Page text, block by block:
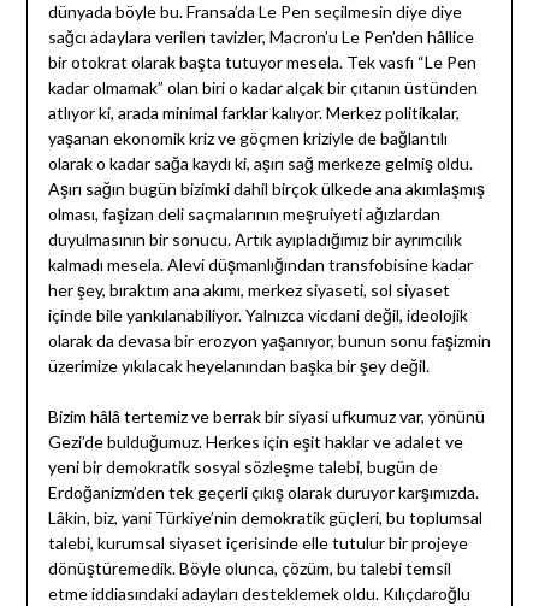
dünyada böyle bu. Fransa’da Le Pen seçilmesin diye diye
sağcı adaylara verilen tavizler, Macron’u Le Pen’den hâllice
bir otokrat olarak başta tutuyor mesela. Tek vasfı “Le Pen
kadar olmamak” olan biri o kadar alçak bir çıtanın üstünden
atlıyor ki, arada minimal farklar kalıyor. Merkez politikalar,
yaşanan ekonomik kriz ve göçmen kriziyle de bağlantılı
olarak o kadar sağa kaydı ki, aşırı sağ merkeze gelmiş oldu.
Aşırı sağın bugün bizimki dahil birçok ülkede ana akımlaşmış
olması, faşizan deli saçmalarının meşruiyeti ağızlardan
duyulmasının bir sonucu. Artık ayıpladığımız bir ayrımcılık
kalmadı mesela. Alevi düşmanlığından transfobisine kadar
her şey, bıraktım ana akımı, merkez siyaseti, sol siyaset
içinde bile yankılanabiliyor. Yalnızca vicdani değil, ideolojik
olarak da devasa bir erozyon yaşanıyor, bunun sonu faşizmin
üzerimize yıkılacak heyelanından başka bir şey değil.
Bizim hâlâ tertemiz ve berrak bir siyasi ufkumuz var, yönünü
Gezi’de bulduğumuz. Herkes için eşit haklar ve adalet ve
yeni bir demokratik sosyal sözleşme talebi, bugün de
Erdoğanizm’den tek geçerli çıkış olarak duruyor karşımızda.
Lâkin, biz, yani Türkiye’nin demokratik güçleri, bu toplumsal
talebi, kurumsal siyaset içerisinde elle tutulur bir projeye
dönüştüremedik. Böyle olunca, çözüm, bu talebi temsil
etme iddiasındaki adayları desteklemek oldu. Kılıçdaroğlu